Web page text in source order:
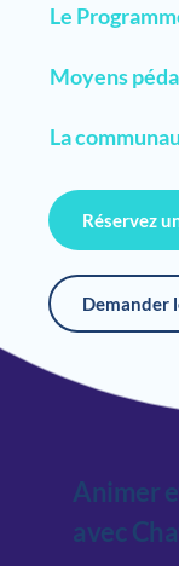
Le
• Expérimenter
• Connaître les
• Intégrer les
professionnelle
Moyens
formation
usages
qui vous
La
pour être tenu
fonctionnalités
perpétuel
Réservez
Demander
Animer
avec